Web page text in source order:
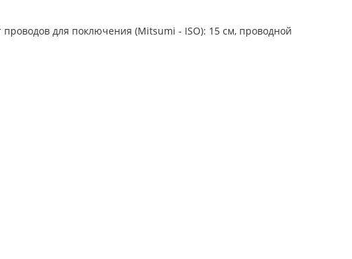
проводов для поключения (Mitsumi - ISO): 15 см, проводной